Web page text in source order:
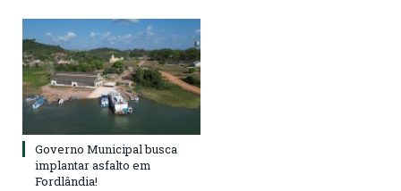
Governo Municipal busca
implantar asfalto em
Fordlândia!